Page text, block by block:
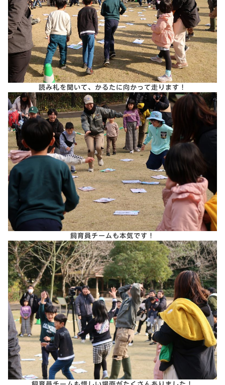
読み札を聞いて、かるたに向かって走ります！
飼育員チームも本気です！